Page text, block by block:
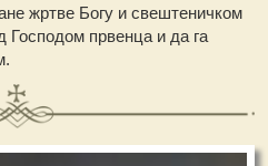
жртве Богу и свештеничком
Господом првенца и да га